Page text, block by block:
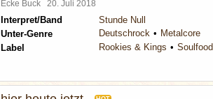
Ecke Buck 20. Juli 2018
Interpret/Band
Stunde Null
Unter-Genre
Deutschrock
Metalcore
Label
Rookies & Kings Soulfood